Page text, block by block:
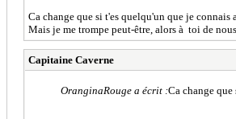
Ca change que si t'es quelqu'un que je
Mais je me trompe peut-être, alors à toi de
Capitaine Caverne
OranginaRouge a écrit :Ca change